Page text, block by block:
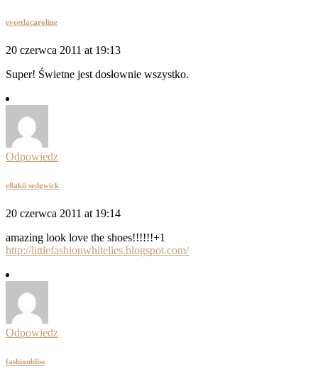
eveetlacaroline
20 czerwca 2011 at 19:13
Super! Świetne jest dosłownie wszystko.
Odpowiedz
ellakii sedgwick
20 czerwca 2011 at 19:14
amazing look love the shoes!!!!!!+1
http://littlefashionwhitelies.blogspot.com/
Odpowiedz
fashionbliss